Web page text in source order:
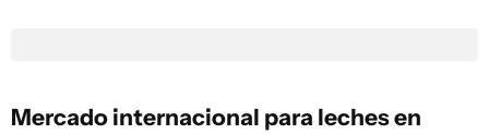
Mercado internacional para leches en